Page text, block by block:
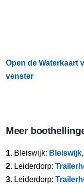
Open de Waterkaart
venster
Meer
1. Bleiswijk:
2. Leiderdorp:
3. Leiderdorp: